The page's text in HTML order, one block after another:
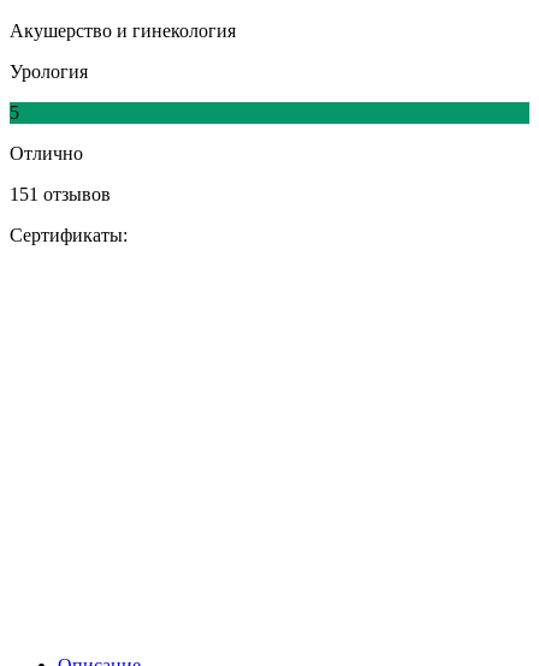
Акушерство и гинекология
Урология
5
Отлично
151 отзывов
Сертификаты: